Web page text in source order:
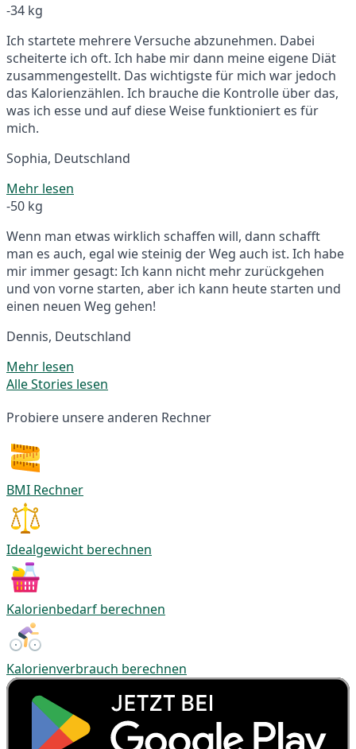
-34 kg
Ich startete mehrere Versuche abzunehmen. Dabei
scheiterte ich oft. Ich habe mir dann meine eigene Diät
zusammengestellt. Das wichtigste für mich war jedoch
das Kalorienzählen. Ich brauche die Kontrolle über das,
was ich esse und auf diese Weise funktioniert es für
mich.
Sophia, Deutschland
Mehr lesen
-50 kg
Wenn man etwas wirklich schaffen will, dann schafft
man es auch, egal wie steinig der Weg auch ist. Ich habe
mir immer gesagt: Ich kann nicht mehr zurückgehen
und von vorne starten, aber ich kann heute starten und
einen neuen Weg gehen!
Dennis, Deutschland
Mehr lesen
Alle Stories lesen
Probiere unsere anderen Rechner
BMI Rechner
Idealgewicht berechnen
Kalorienbedarf berechnen
Kalorienverbrauch berechnen